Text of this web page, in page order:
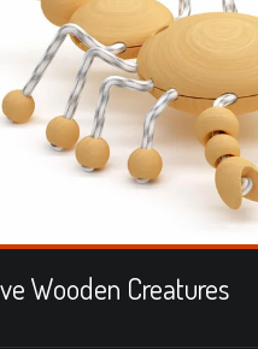
Wooden Creatures